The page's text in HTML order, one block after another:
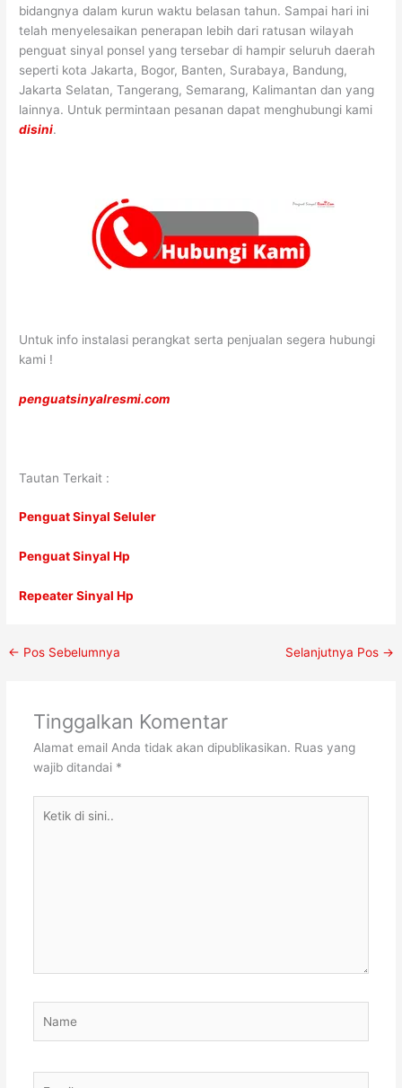
bidangnya dalam kurun waktu belasan tahun. Sampai hari ini
telah menyelesaikan penerapan lebih dari ratusan wilayah
penguat sinyal ponsel yang tersebar di hampir seluruh daerah
seperti kota Jakarta, Bogor, Banten, Surabaya, Bandung,
Jakarta Selatan, Tangerang, Semarang, Kalimantan dan yang
lainnya. Untuk permintaan pesanan dapat menghubungi kami
disini.
Untuk info instalasi perangkat serta penjualan segera hubungi
kami !
penguatsinyalresmi.com
Tautan Terkait :
Penguat Sinyal Seluler
Penguat Sinyal Hp
Repeater Sinyal Hp
← Pos Sebelumnya Selanjutnya Pos →
Tinggalkan Komentar
Alamat email Anda tidak akan dipublikasikan. Ruas yang
wajib ditandai *